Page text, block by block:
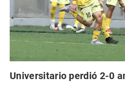
Universitario perdió 2-0